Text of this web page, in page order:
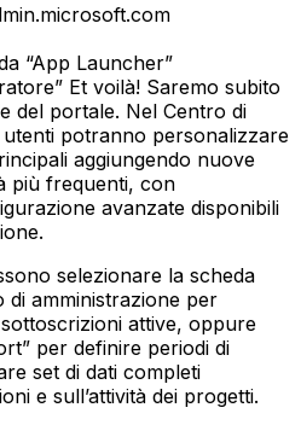
“App Launcher”
Et voilà! Saremo subito
del portale. Nel Centro di
potranno personalizzare
aggiungendo nuove
più frequenti, con
avanzate disponibili
selezionare la scheda
di amministrazione per
attive, oppure
per definire periodi di
set di dati completi
e sull’attività dei progetti.